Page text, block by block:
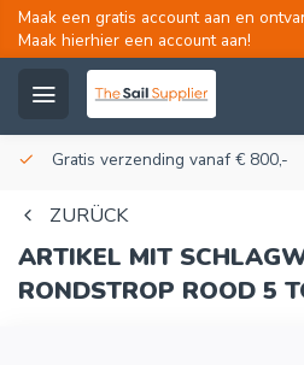
Maak een gratis account aan en
Maak hierhier een account aan!
Gratis verzending vanaf € 800,-
ZURÜCK
ARTIKEL MIT
RONDSTROP ROOD 5